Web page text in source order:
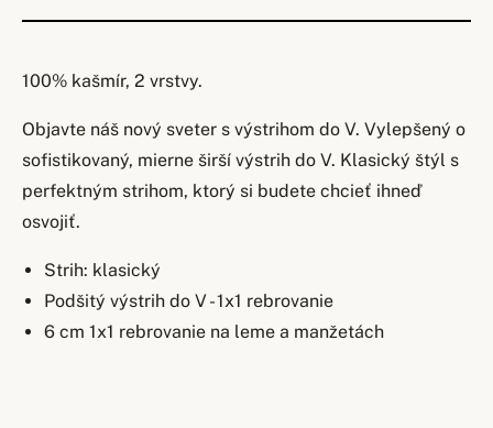
100% kašmír, 2 vrstvy.
Objavte náš nový sveter s výstrihom do V. Vylepšený o
sofistikovaný, mierne širší výstrih do V. Klasický štýl s
perfektným strihom, ktorý si budete chcieť ihneď
osvojiť.
Strih: klasický
Podšitý výstrih do V - 1x1 rebrovanie
6 cm 1x1 rebrovanie na leme a manžetách